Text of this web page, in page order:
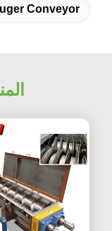
Conveyor